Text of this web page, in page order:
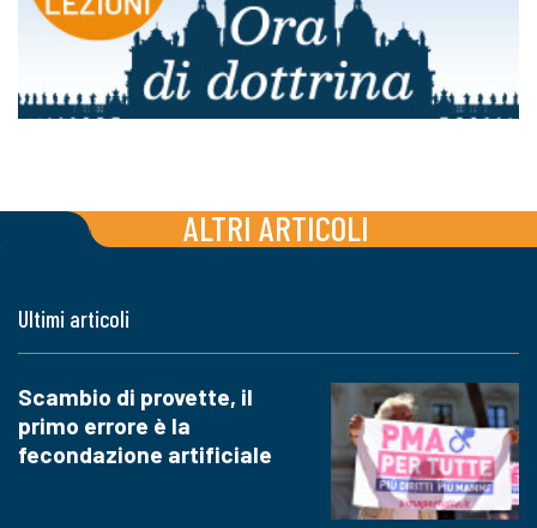
ALTRI ARTICOLI
Ultimi articoli
Scambio di provette, il
primo errore è la
fecondazione artificiale